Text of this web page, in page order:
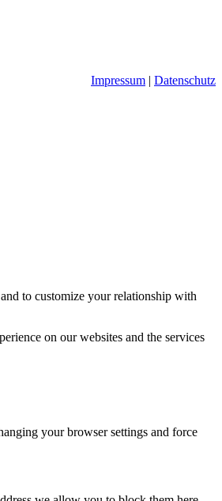
Impressum | Datenschutz
to customize your relationship with
on our websites and the services
your browser settings and force